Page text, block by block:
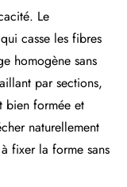
Le
casse les fibres
homogène sans
par sections,
bien formée et
naturellement
fixer la forme sans